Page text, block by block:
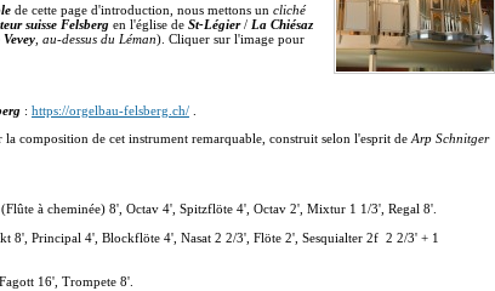
de cette page d'introduction, nous mettons un cliché
suisse Felsberg en l'église de St-Légier/ La Chiésaz
Vevey , au-dessus du Léman). Cliquer sur l'image pour
: https://orgelbau-felsberg.ch/
composition de cet instrument remarquable, construit selon l'esprit de Arp Schnitger
à cheminée) 8', Octav 4', Spitzflöte 4', Octav 2', Mixtur 1 1/3', Regal 8'.
8', Principal 4', Blockflöte 4', Nasat 2 2/3', Flöte 2', Sesquialter 2f 2 2/3' + 1
16', Trompete 8'.